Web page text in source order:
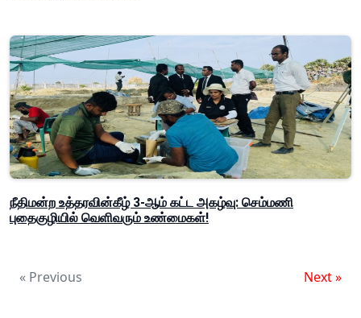
நீதிமன்ற உத்தரவின்கீழ் 3-ஆம் கட்ட அகழ்வு: செம்மணி
புதைகுழியில் வெளிவரும் உண்மைகள்!
« Previous Next »